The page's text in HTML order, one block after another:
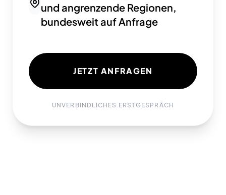
und angrenzende Regionen,
bundesweit auf Anfrage
JETZT ANFRAGEN
UNVERBINDLICHES ERSTGESPRÄCH